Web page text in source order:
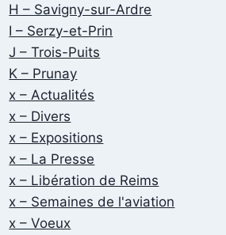
H – Savigny-sur-Ardre
I – Serzy-et-Prin
J – Trois-Puits
K – Prunay
x – Actualités
x – Divers
x – Expositions
x – La Presse
x – Libération de Reims
x – Semaines de l'aviation
x – Voeux